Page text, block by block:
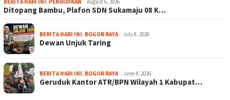
BERITA HARI INI, PENDIDIKAN August 6, 2026
Ditopang Bambu, Plafon SDN Sukamaju 08 K…
BERITA HARI INI, BOGOR RAYA July 8, 2026
Dewan Unjuk Taring
BERITA HARI INI, BOGOR RAYA June 4, 2026
Geruduk Kantor ATR/BPN Wilayah 1 Kabupat…